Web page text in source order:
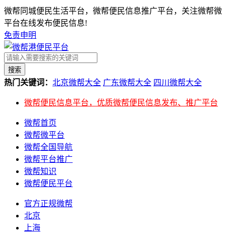
微帮同城便民生活平台，微帮便民信息推广平台，关注微帮微
平台在线发布便民信息!
免责申明
搜索
热门关键词： 北京微帮大全 广东微帮大全 四川微帮大全
微帮便民信息平台，优质微帮便民信息发布、推广平台
微帮首页
微帮微平台
微帮全国导航
微帮平台推广
微帮知识
微帮便民平台
官方正规微帮
北京
上海